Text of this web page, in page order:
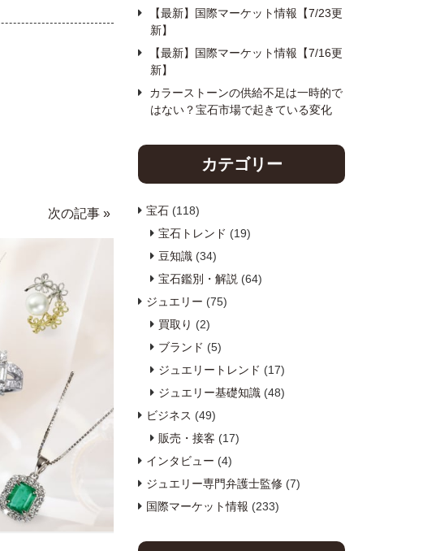
次の記事 »
【最新】国際マーケット情報【7/23更
新】
【最新】国際マーケット情報【7/16更
新】
カラーストーンの供給不足は一時的で
はない？宝石市場で起きている変化
カテゴリー
宝石 (118)
宝石トレンド (19)
豆知識 (34)
宝石鑑別・解説 (64)
ジュエリー (75)
買取り (2)
ブランド (5)
ジュエリートレンド (17)
ジュエリー基礎知識 (48)
ビジネス (49)
販売・接客 (17)
インタビュー (4)
ジュエリー専門弁護士監修 (7)
国際マーケット情報 (233)